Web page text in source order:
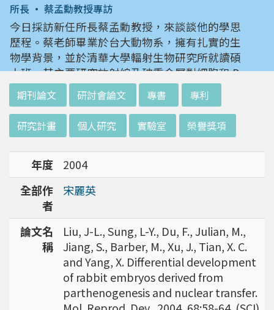
所長 • 蔡孟勳教授專訪
今日採訪新任所長蔡孟勳教授，來談談他的學思
歷程。蔡老師畢業於台大動物系，擁有扎實的生
物學背景，並於清華大學輻射生物研究所就讀碩
士班。其主要研究放射線及砷重金屬對細胞和 D
NA 的傷害及細胞表型的改變。就讀陽明大學博
士班時，選定研究長期暴露於低劑量輻射鋼筋下
對人體的影響，並比較其他國家高劑量暴露下的
不同影響。在美國國家衛生研究院從事博士後研
究時，開始了以微陣列技術探討致癌物質，如重
金屬以及輻射線等對腫瘤細胞的影響，同時有效
率分析以及整合生物晶片所產出之大數據。蔡老
師於1996年回到台灣大學任教後，繼續以生物
晶片搭配生物資訊等為工具，開發專一性生物指
標，應用於精準農業以及偵測癌細胞轉移或復發
等在精準醫療上的應用。同時，蔡老師運用次世
代定序瞭解台灣乳癌病患中基因體中的變異以及
演化，試圖瞭解癌症復發機制。同時透過次世代
定序解出台灣帝雉全基因體資訊。這樣的訊息是
只能從基因組分析而無法從生態調查得知，在在
期刊論文 研討會論文 專書 專利
研究計畫 個人研究 實驗室 榮譽獎項
年度
2004
全部作
者
宋麗英
論文名
稱
Liu, J-L., Sung, L-Y., Du, F., Julian, M.,
Jiang, S., Barber, M., Xu, J., Tian, X. C.
and Yang, X. Differential development
of rabbit embryos derived from
parthenogenesis and nuclear transfer.